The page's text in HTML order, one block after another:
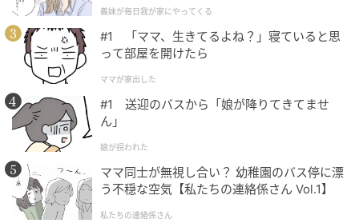
け、衣服への深い愛情を持ち続けてきた増田さん。そ
れだけに、今回のブランド立ち上げの話を最初にもら
った際は、慎重になっていたと言います。
「大好きだったからこそ、お洋服を作りませんかって
言ってもらった時に『いや、自分に何ができるんだろ
うな』ってすごく考えて悩みました。そもそも僕が作
りたい服があるのかなって、スタートする前にちょっ
と悩んだんです」
が】
義妹が毎日我が家にやってくる
#1 「ママ、生きてるよね？」寝ていると思
って部屋を開けたら
ママが家出した
#1 送迎のバスから「娘が降りてきてませ
ん」
娘が拐われた
ママ同士が無視し合い？ 幼稚園のバス停に漂
う不穏な空気【私たちの連絡係さん Vol.1】
私たちの連絡係さん